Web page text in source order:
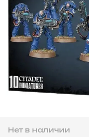
Нет в наличии